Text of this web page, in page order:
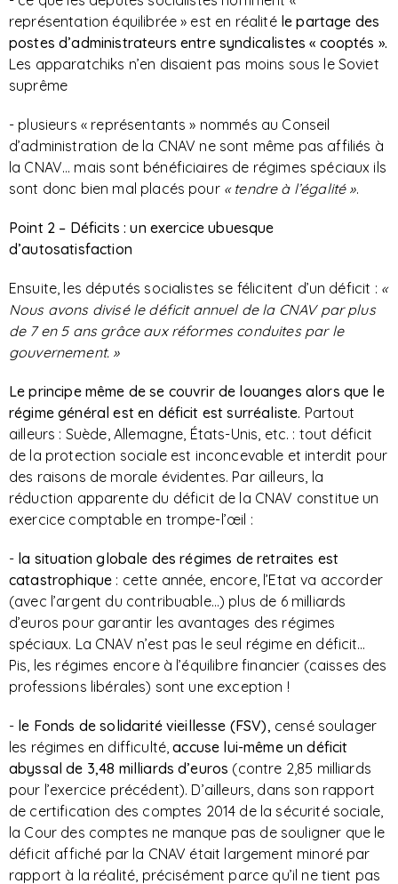
représentation équilibrée » est en réalité le partage des
postes d’administrateurs entre syndicalistes « cooptés ».
Les apparatchiks n’en disaient pas moins sous le Soviet
suprême
- plusieurs « représentants » nommés au Conseil
d’administration de la CNAV ne sont même pas affiliés à
la CNAV… mais sont bénéficiaires de régimes spéciaux ils
sont donc bien mal placés pour « tendre à l’égalité ».
Point 2 – Déficits : un exercice ubuesque
d’autosatisfaction
Ensuite, les députés socialistes se félicitent d’un déficit : «
Nous avons divisé le déficit annuel de la CNAV par plus
de 7 en 5 ans grâce aux réformes conduites par le
gouvernement. »
Le principe même de se couvrir de louanges alors que le
régime général est en déficit est surréaliste. Partout
ailleurs : Suède, Allemagne, États-Unis, etc. : tout déficit
de la protection sociale est inconcevable et interdit pour
des raisons de morale évidentes. Par ailleurs, la
réduction apparente du déficit de la CNAV constitue un
exercice comptable en trompe-l’œil :
- la situation globale des régimes de retraites est
catastrophique : cette année, encore, l’Etat va accorder
(avec l’argent du contribuable…) plus de 6 milliards
d’euros pour garantir les avantages des régimes
spéciaux. La CNAV n’est pas le seul régime en déficit…
Pis, les régimes encore à l’équilibre financier (caisses des
professions libérales) sont une exception !
- le Fonds de solidarité vieillesse (FSV), censé soulager
les régimes en difficulté,accuse lui-même un déficit
abyssal de 3,48 milliards d’euros (contre 2,85 milliards
pour l’exercice précédent). D’ailleurs, dans son rapport
de certification des comptes 2014 de la sécurité sociale,
la Cour des comptes ne manque pas de souligner que le
déficit affiché par la CNAV était largement minoré par
rapport à la réalité, précisément parce qu’il ne tient pas